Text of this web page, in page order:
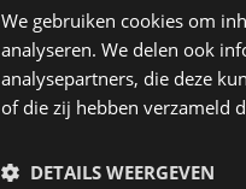
We gebruiken cookies om
analyseren. We delen ook
analysepartners, die deze
of die zij hebben verzameld
DETAILS WEERGEVEN